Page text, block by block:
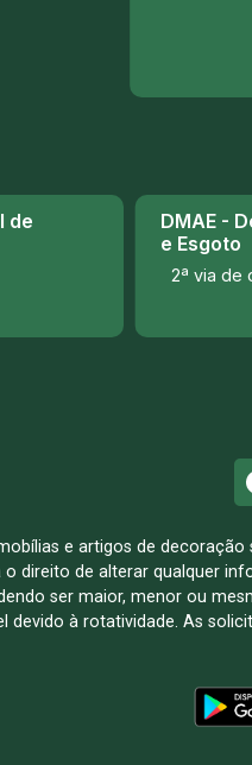
de
DMAE -
e Esgoto
2ª via de
e artigos de
direito de alterar qualquer
ser maior, menor ou
devido à rotatividade. As